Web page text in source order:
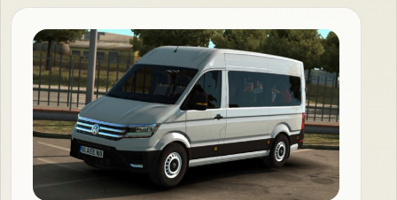
Hakkımda
Blog